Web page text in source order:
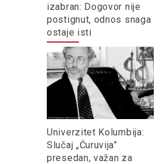
izabran: Dogovor nije
postignut, odnos snaga
ostaje isti
Univerzitet Kolumbija:
Slučaj „Ćuruvija”
presedan, važan za